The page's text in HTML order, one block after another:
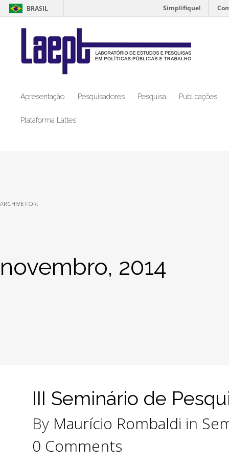
BRASIL Simplifique!
Apresentação Pesquisadores Pesquisa Publicações
Plataforma Lattes
ARCHIVE FOR:
novembro, 2014
III Seminário de
By Maurício Rombaldi in
0 Comments